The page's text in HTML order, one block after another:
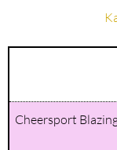
Cheersport